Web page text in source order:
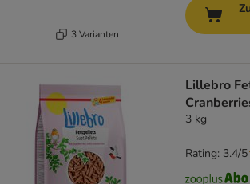
3 Varianten
Lillebro
3 kg
Rating: 3.4/5